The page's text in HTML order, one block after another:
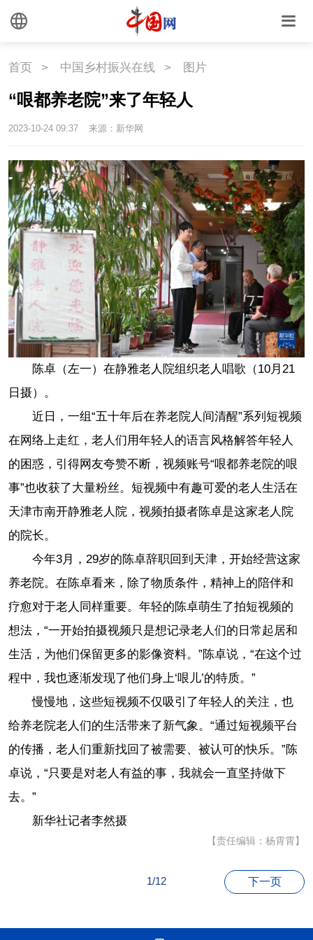
首页 > 中国乡村振兴在线 > 图片
“哏都养老院”来了年轻人
2023-10-24 09:37 来源：新华网
陈卓（左一）在静雅老人院组织老人唱歌（10月21
日摄）。
近日，一组“五十年后在养老院人间清醒”系列短视频
在网络上走红，老人们用年轻人的语言风格解答年轻人
的困惑，引得网友夸赞不断，视频账号“哏都养老院的哏
事”也收获了大量粉丝。短视频中有趣可爱的老人生活在
天津市南开静雅老人院，视频拍摄者陈卓是这家老人院
的院长。
今年3月，29岁的陈卓辞职回到天津，开始经营这家
养老院。在陈卓看来，除了物质条件，精神上的陪伴和
疗愈对于老人同样重要。年轻的陈卓萌生了拍短视频的
想法，“一开始拍摄视频只是想记录老人们的日常起居和
生活，为他们保留更多的影像资料。”陈卓说，“在这个过
程中，我也逐渐发现了他们身上‘哏儿’的特质。”
慢慢地，这些短视频不仅吸引了年轻人的关注，也
给养老院老人们的生活带来了新气象。“通过短视频平台
的传播，老人们重新找回了被需要、被认可的快乐。”陈
卓说，“只要是对老人有益的事，我就会一直坚持做下
去。”
新华社记者李然摄
【责任编辑：杨霄霄】
1/12 下一页